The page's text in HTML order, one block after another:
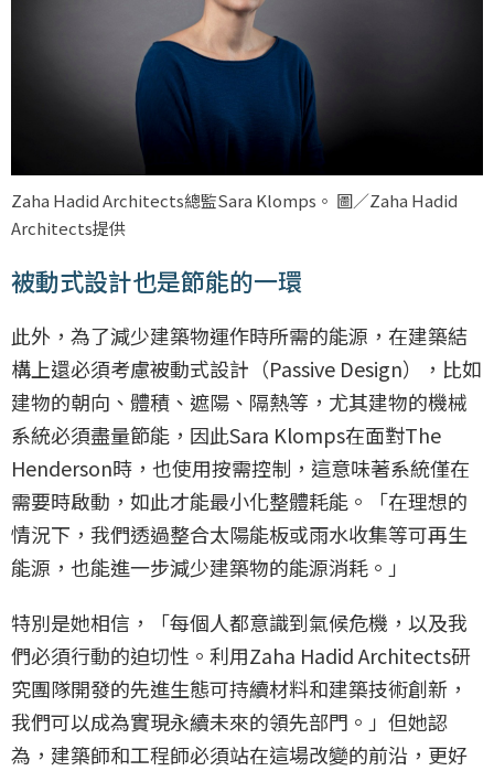
Zaha Hadid Architects總監Sara Klomps。 圖／Zaha Hadid
Architects提供
被動式設計也是節能的一環
此外，為了減少建築物運作時所需的能源，在建築結
構上還必須考慮被動式設計（Passive Design），比如
建物的朝向、體積、遮陽、隔熱等，尤其建物的機械
系統必須盡量節能，因此Sara Klomps在面對The
Henderson時，也使用按需控制，這意味著系統僅在
需要時啟動，如此才能最小化整體耗能。「在理想的
情況下，我們透過整合太陽能板或雨水收集等可再生
能源，也能進一步減少建築物的能源消耗。」
特別是她相信，「每個人都意識到氣候危機，以及我
們必須行動的迫切性。利用Zaha Hadid Architects研
究團隊開發的先進生態可持續材料和建築技術創新，
我們可以成為實現永續未來的領先部門。」但她認
為，建築師和工程師必須站在這場改變的前沿，更好